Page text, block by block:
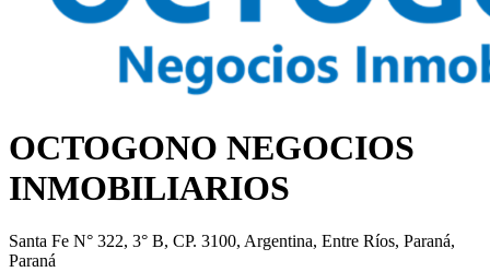
OCTOGONO NEGOCIOS
INMOBILIARIOS
Santa Fe N° 322, 3° B, CP. 3100, Argentina, Entre Ríos, Paraná,
Paraná